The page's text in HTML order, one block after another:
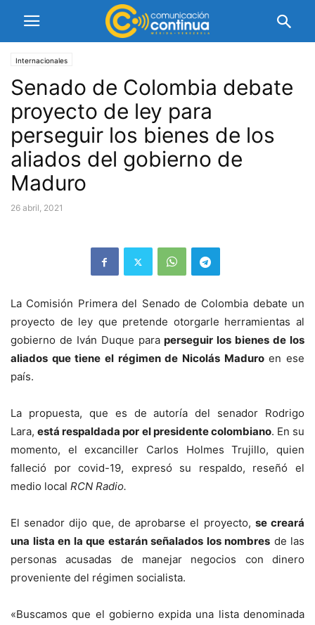
Internacionales
Senado de Colombia debate
proyecto de ley para
perseguir los bienes de los
aliados del gobierno de
Maduro
26 abril, 2021
La Comisión Primera del Senado de Colombia debate un
proyecto de ley que pretende otorgarle herramientas al
gobierno de Iván Duque paraperseguir los bienes de los
aliados que tiene el régimen de Nicolás Maduroen ese
país.
La propuesta, que es de autoría del senador Rodrigo
Lara,está respaldada por el presidente colombiano. En su
momento, el excanciller Carlos Holmes Trujillo, quien
falleció por covid-19, expresó su respaldo, reseñó el
medio local RCN Radio.
El senador dijo que, de aprobarse el proyecto, se creará
una lista en la que estarán señalados los nombres de las
personas acusadas de manejar negocios con dinero
proveniente del régimen socialista.
«Buscamos que el gobierno expida una lista denominada